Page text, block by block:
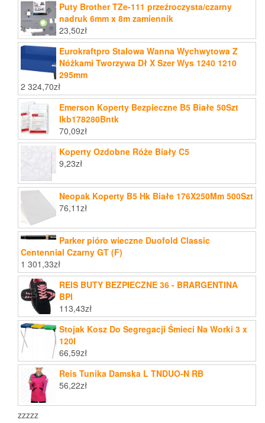
Puty Brother TZe-111 przeźroczysta/czarny
nadruk 6mm x 8m zamiennik
23,50zł
Eurokraftpro Stalowa Wanna Wychwytowa Z
Nóżkami Tworzywa Dł X Szer Wys 1240 1210
295mm
2 324,70zł
Emerson Koperty Bezpieczne B5 Białe 50Szt
Ikb178280Bntk
70,09zł
Koperty Ozdobne Róże Biały C5
9,23zł
Neopak Koperty B5 Hk Białe 176X250Mm 500Szt
76,11zł
Parker pióro wieczne Duofold Classic
Centennial Czarny GT (F)
1 301,33zł
REIS BUTY BEZPIECZNE 36 - BRARGENTINA
BPI
113,43zł
Stojak Kosz Do Segregacji Śmieci Na Worki 3 x
120l
66,59zł
Reis Tunika Damska L TNDUO-N RB
56,22zł
zzzzz